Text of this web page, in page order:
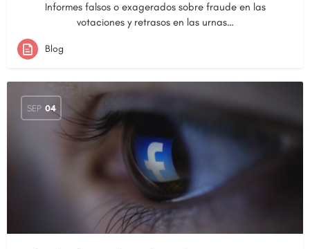
Informes falsos o exagerados sobre fraude en las
votaciones y retrasos en las urnas…
Blog
SEP 04